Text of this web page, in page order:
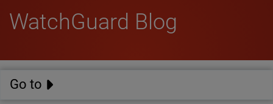
WatchGuard Blog
Go to